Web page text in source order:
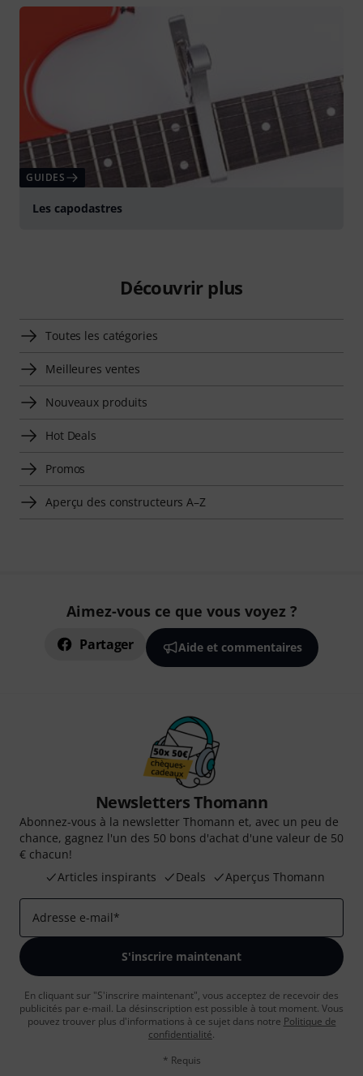
GUIDES
Les capodastres
Découvrir plus
Toutes les catégories
Meilleures ventes
Nouveaux produits
Hot Deals
Promos
Aperçu des constructeurs A–Z
Aimez-vous ce que vous voyez ?
Partager Aide et commentaires
Newsletters Thomann
Abonnez-vous à la newsletter Thomann et, avec un peu de
chance, gagnez l'un des 50 bons d'achat d'une valeur de 50
€ chacun!
Articles inspirants
Deals Aperçus Thomann
Adresse e-mail*
S'inscrire maintenant
En cliquant sur "S'inscrire maintenant", vous acceptez de recevoir des
publicités par e-mail. La désinscription est possible à tout moment. Vous
pouvez trouver plus d'informations à ce sujet dans notre Politique de
confidentialité.
* Requis